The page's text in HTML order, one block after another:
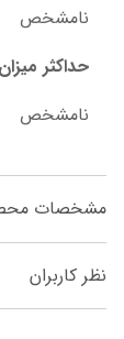
نامشخص
حداکثر
نامشخص
مشخصات
نظر کاربران